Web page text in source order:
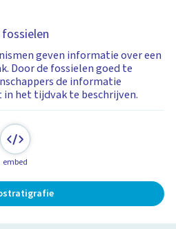
geven informatie over een
Door de fossielen goed te
de informatie
het tijdvak te beschrijven.
embed